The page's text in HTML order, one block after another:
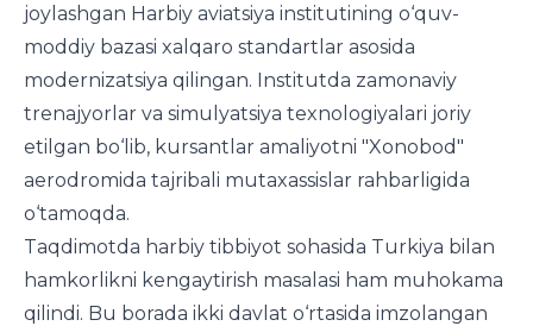
joylashgan Harbiy aviatsiya institutining o‘quv-
moddiy bazasi xalqaro standartlar asosida
modernizatsiya qilingan. Institutda zamonaviy
trenajyorlar va simulyatsiya texnologiyalari joriy
etilgan bo‘lib, kursantlar amaliyotni "Xonobod"
aerodromida tajribali mutaxassislar rahbarligida
o‘tamoqda.
Taqdimotda harbiy tibbiyot sohasida Turkiya bilan
hamkorlikni kengaytirish masalasi ham muhokama
qilindi. Bu borada ikki davlat o‘rtasida imzolangan